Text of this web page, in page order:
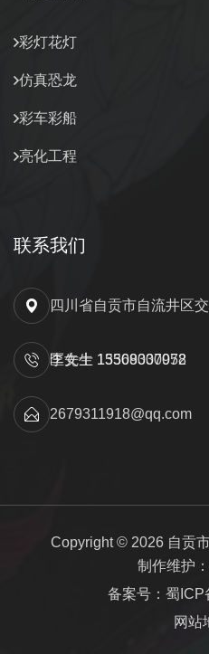
彩灯花灯
仿真恐龙
彩车彩船
亮化工程
联系我们
四川省自贡市自流井区
匡先生 15309000052
李女士 13568337978
2679311918@qq.com
Copyright © 2026 自贡
制作维护
备案号：蜀ICP
网站